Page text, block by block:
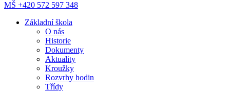
MŠ +420 572 597 348
Základní škola
O nás
Historie
Dokumenty
Aktuality
Kroužky
Rozvrhy hodin
Třídy